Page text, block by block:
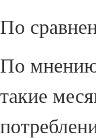
По
По мнению
такие